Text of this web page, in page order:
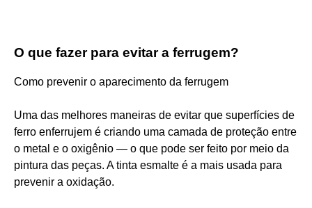
O que fazer para evitar a ferrugem?
Como prevenir o aparecimento da ferrugem
Uma das melhores maneiras de evitar que superfícies de
ferro enferrujem é criando uma camada de proteção entre
o metal e o oxigênio — o que pode ser feito por meio da
pintura das peças. A tinta esmalte é a mais usada para
prevenir a oxidação.